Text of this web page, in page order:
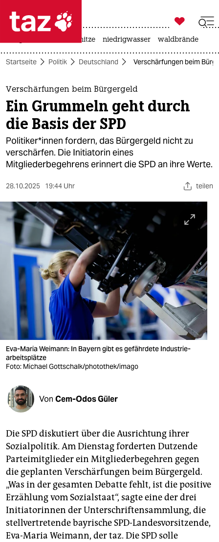
 taz zahl ich
taz zahl ich
themen
politik
öko
gesellschaft
sport
berlin
nord
wahrheit
verlag
verlag
veranstaltungen
shop
fragen & hilfe
unterstützen
abo
epaper login

taz zahl ich
hitze niedrigwasser waldbrände
Startseite Politik Deutschland Verschärfungen beim
Verschärfungen beim Bürgergeld
Ein Grummeln geht durch
die Basis der SPD
Po­li­ti­ke­r*in­nen fordern, das Bürgergeld nicht zu
verschärfen. Die Initiatorin eines
Mitgliederbegehrens erinnert die SPD an ihre Werte.
28.10.2025 19:44 Uhr teilen
Eva-Maria Weimann: In Bayern gibt es gefährdete Industrie-
arbeitsplätze
Foto: Michael Gottschalk/photothek/imago
Von Cem-Odos Güler
Die SPD diskutiert über die Ausrichtung ihrer
Sozialpolitik. Am Dienstag forderten Dutzende
Parteimitglieder ein Mitgliederbegehren gegen
die geplanten Verschärfungen beim Bürgergeld.
„Was in der gesamten Debatte fehlt, ist die positive
Erzählung vom Sozialstaat“, sagte eine der drei
Initiatorinnen der Unterschriftensammlung, die
stellvertretende bayrische SPD-Landesvorsitzende,
Eva-Maria Weimann, der taz. Die SPD solle